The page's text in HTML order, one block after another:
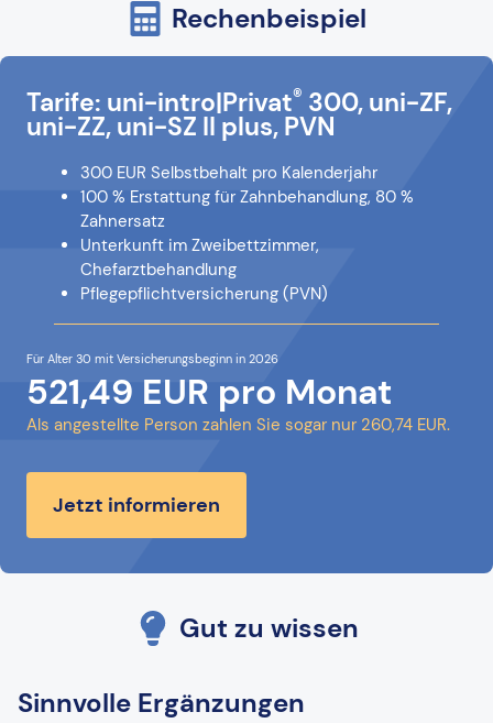
Rechenbeispiel
Tarife: uni-intro|Privat® 300, uni-ZF,
uni-ZZ, uni-SZ II plus, PVN
300 EUR Selbstbehalt pro Kalenderjahr
100 % Erstattung für Zahnbehandlung, 80 %
Zahnersatz
Unterkunft im Zweibettzimmer,
Chefarztbehandlung
Pflegepflichtversicherung (PVN)
Für Alter 30 mit Versicherungsbeginn in 2026
521,49 EUR pro Monat
Als angestellte Person zahlen Sie sogar nur 260,74 EUR.
Jetzt informieren
Gut zu wissen
Sinnvolle Ergänzungen